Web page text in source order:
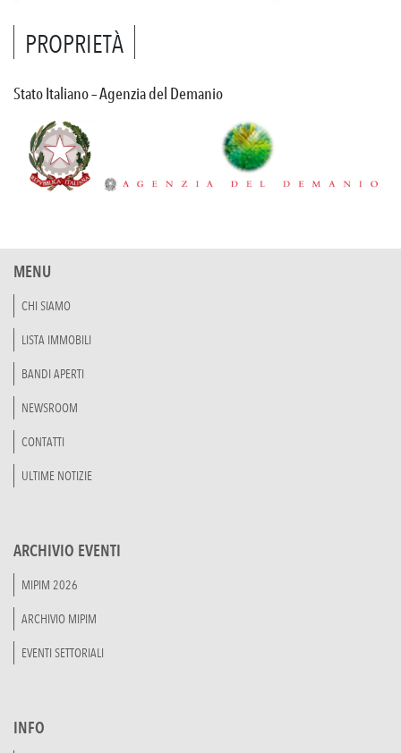
PROPRIETÀ
Stato Italiano – Agenzia del Demanio
MENU
CHI SIAMO
LISTA IMMOBILI
BANDI APERTI
NEWSROOM
CONTATTI
ULTIME NOTIZIE
ARCHIVIO EVENTI
MIPIM 2026
ARCHIVIO MIPIM
EVENTI SETTORIALI
INFO